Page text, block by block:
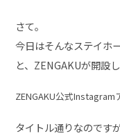
さて。
今日はそんなステイホ
と、ZENGAKUが開設
ZENGAKU公式Instagram
タイトル通りなのです